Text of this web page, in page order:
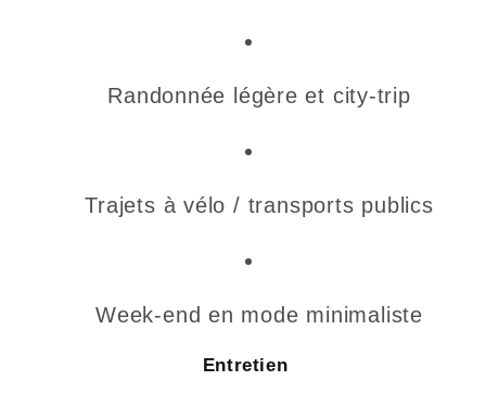
Randonnée légère et city-trip
Trajets à vélo / transports publics
Week-end en mode minimaliste
Entretien